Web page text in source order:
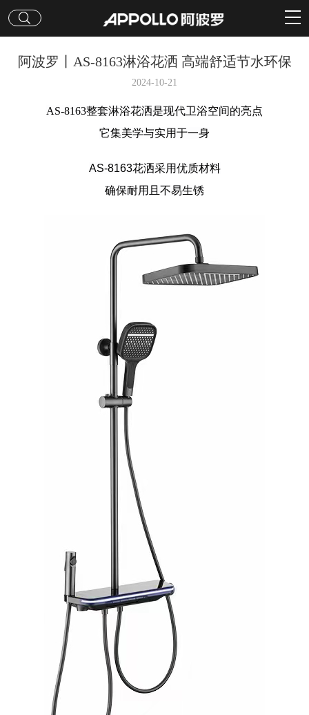
阿波罗丨AS-8163淋浴花洒 高端舒适节水环保
2024-10-21
AS-8163整套淋浴花洒是现代卫浴空间的亮点
它集美学与实用于一身
AS-8163花洒采用优质材料
确保耐用且不易生锈